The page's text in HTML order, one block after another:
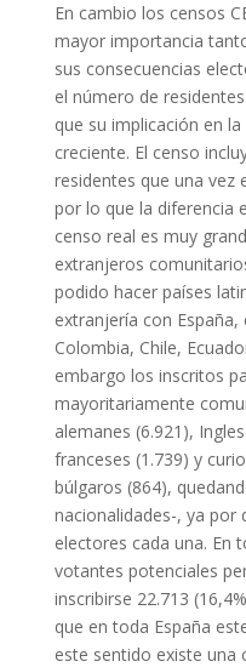
En cambio los censos
mayor importancia
sus consecuencias
el número de
que su implicación en
creciente. El censo
residentes que una vez
por lo que la diferencia
censo real es muy
extranjeros
podido hacer países
extranjería con
Colombia, Chile,
embargo los inscritos
mayoritariamente
alemanes (6.921),
franceses (1.739) y
búlgaros (864),
nacionalidades-, ya por
electores cada una. En
votantes potenciales
inscribirse 22.713
que en toda España
este sentido existe una